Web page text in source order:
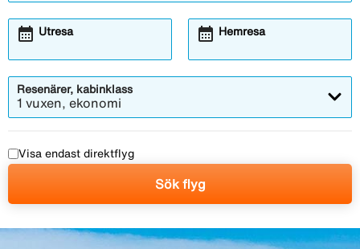
Utresa
calendar_month Hemresa
calendar_month
Resenärer, kabinklass
1 vuxen, ekonomi
Visa endast direktflyg
Sök flyg